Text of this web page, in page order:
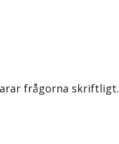
frågorna skriftligt.